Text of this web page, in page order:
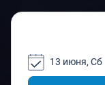
13 июня, Сб